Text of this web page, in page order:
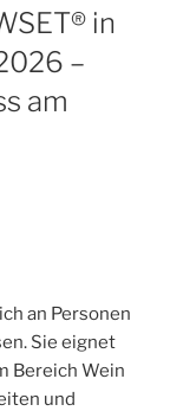
in
–
am
an Personen
Sie eignet
Bereich Wein
und